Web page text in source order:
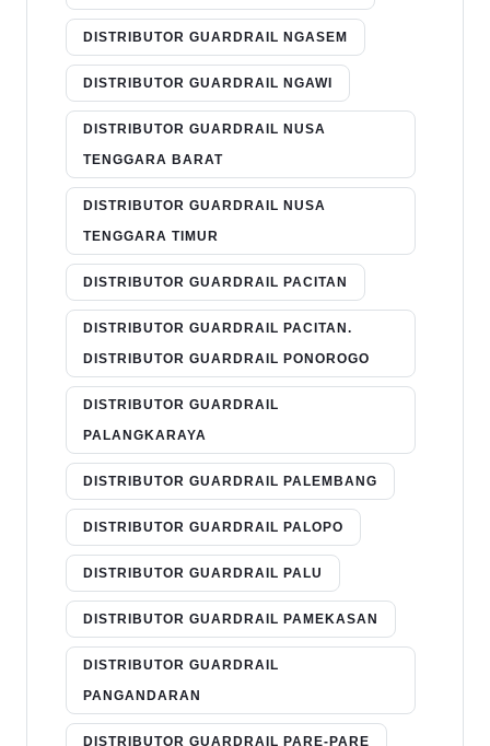
DISTRIBUTOR GUARDRAIL NGASEM
DISTRIBUTOR GUARDRAIL NGAWI
DISTRIBUTOR GUARDRAIL NUSA
TENGGARA BARAT
DISTRIBUTOR GUARDRAIL NUSA
TENGGARA TIMUR
DISTRIBUTOR GUARDRAIL PACITAN
DISTRIBUTOR GUARDRAIL PACITAN.
DISTRIBUTOR GUARDRAIL PONOROGO
DISTRIBUTOR GUARDRAIL
PALANGKARAYA
DISTRIBUTOR GUARDRAIL PALEMBANG
DISTRIBUTOR GUARDRAIL PALOPO
DISTRIBUTOR GUARDRAIL PALU
DISTRIBUTOR GUARDRAIL PAMEKASAN
DISTRIBUTOR GUARDRAIL
PANGANDARAN
DISTRIBUTOR GUARDRAIL PARE-PARE